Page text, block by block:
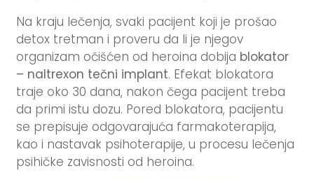
Na kraju lečenja, svaki pacijent koji je prošao
detox tretman i proveru da li je njegov
organizam očišćen od heroina dobija blokator
– naltrexon tečni implant. Efekat blokatora
traje oko 30 dana, nakon čega pacijent treba
da primi istu dozu. Pored blokatora, pacijentu
se prepisuje odgovarajuća farmakoterapija,
kao i nastavak psihoterapije, u procesu lečenja
psihičke zavisnosti od heroina.